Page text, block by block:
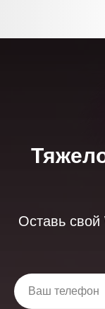
Оставь